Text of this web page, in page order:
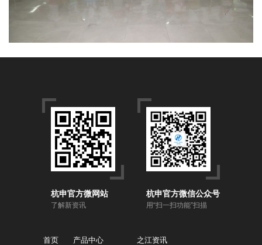
杭申官方微网站
了解新资讯
杭申官方微信公众号
用“扫一扫功能”扫描
首页 产品中心 之江资讯